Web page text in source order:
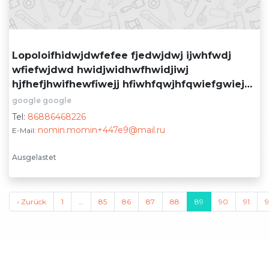
Lopoloifhidwjdwfefee fjedwjdwj ijwhfwdj
wfiefwjdwd hwidjwidhwfhwidjiwj
hjfhefjhwifhewfiwejj hfiwhfqwjhfqwiefgwiej
baut-mit-auf.de
google google
Tel: 86886468226
E-Mail: nomin.momin+447e9@mail.ru
Ausgelastet
‹ Zurück 1 … 85 86 87 88 89 90 91